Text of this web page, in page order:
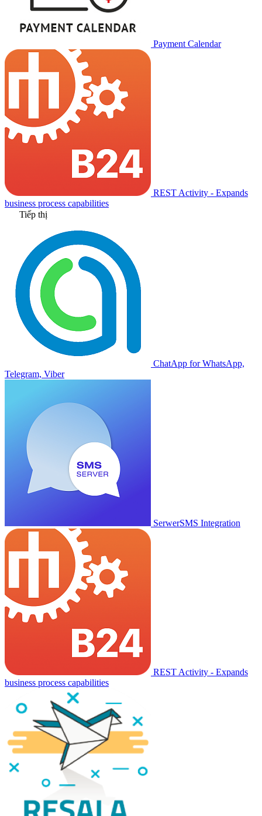
Payment Calendar
REST Activity - Expands
business process capabilities
Tiếp thị
ChatApp for WhatsApp,
Telegram, Viber
SerwerSMS Integration
REST Activity - Expands
business process capabilities